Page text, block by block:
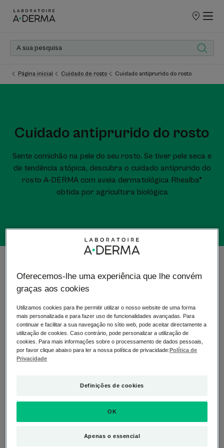
PONTOS
Página inicial Cuidado de rosto Cuidado antiprurido do rosto
Cuidado antiprurido do rosto
Sente comichão na pele do seu rosto. Se tiver pele seca e
de tendência atópica, descubra o cuidado antiprurido do
rosto A-DERMA com aveia dermatológica Rhealba®
obtida por agricultura biológica
Óleo
Limpeza
Emoliente
Antiprurido
BEST SELLER
EXOMEGA CONTROL
Óleo de Limpeza Emoliente
-
BÁLSAMO
EMOLIENTE
COSMÉTICA
ESTÉRIL
EXOMEGA ALLERGO
EXOMEGA ALLERGO -
COSMÉTICA ESTÉRIL
Oferecemos-lhe uma experiência que lhe convém
graças aos cookies
Utilizamos cookies para lhe permitir utilizar o nosso website de uma forma
mais personalizada e para fazer uso de funcionalidades avançadas. Para
continuar e facilitar a sua navegação no sítio web, pode aceitar directamente a
utilização de cookies. Caso contrário, pode personalizar a utilização de
cookies. Para mais informações sobre o processamento de dados pessoais,
por favor clique abaixo para ler a nossa política de privacidade:Política de
Privacidade
Definições de cookies
Apenas o essencial
OK